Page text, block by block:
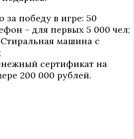
за победу в игре: 50
– для первых 5 000 чел;
машина с
сертификат на
200 000 рублей.